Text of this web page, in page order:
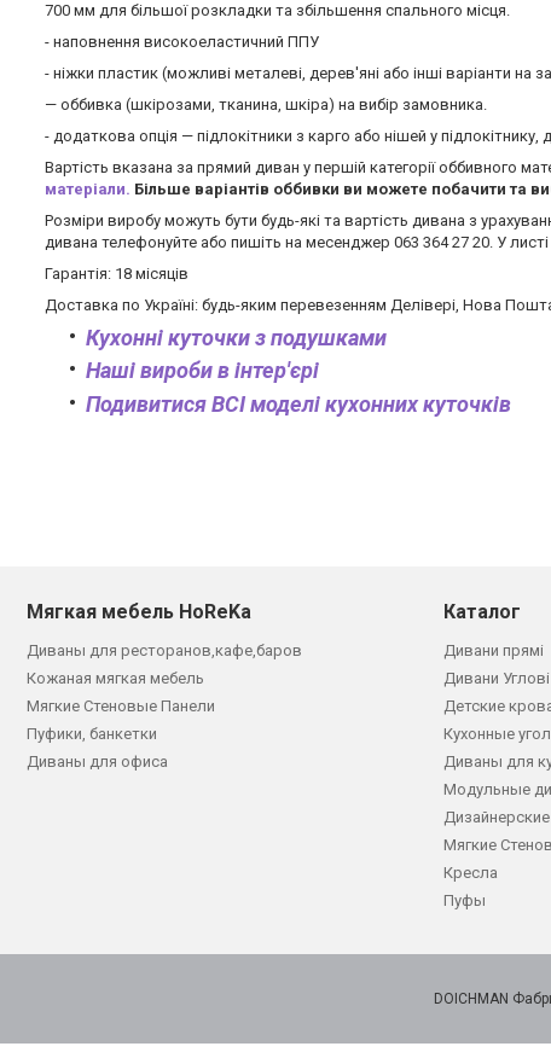
700 мм для більшої розкладки та збільшення спального місця.
- наповнення високоеластичний ППУ
- ніжки пластик (можливі металеві, дерев'яні або інші варіанти на
— оббивка (шкірозами, тканина, шкіра) на вибір замовника.
- додаткова опція — підлокітники з карго або нішей у
Вартість вказана за прямий диван у першій категорії оббивного
матеріали. Більше варіантів оббивки ви можете побачити та
Розміри виробу можуть бути будь-які та вартість дивана з
дивана телефонуйте або пишіть на месенджер 063 364 27 20. У
Гарантія: 18 місяців
Доставка по Україні: будь-яким перевезенням Делівері, Нова
Кухонні куточки з подушками
Наші вироби в інтер'єрі
Подивитися ВСІ моделі кухонних куточків
Мягкая мебель HoReKa
Диваны для ресторанов,кафе,баров
Кожаная мягкая мебель
Мягкие Стеновые Панели
Пуфики, банкетки
Диваны для офиса
Каталог
Дивани прямі
Дивани Углові
Детские
Кухонные
Диваны для
Модульные
Мягкие
Кресла
Пуфы